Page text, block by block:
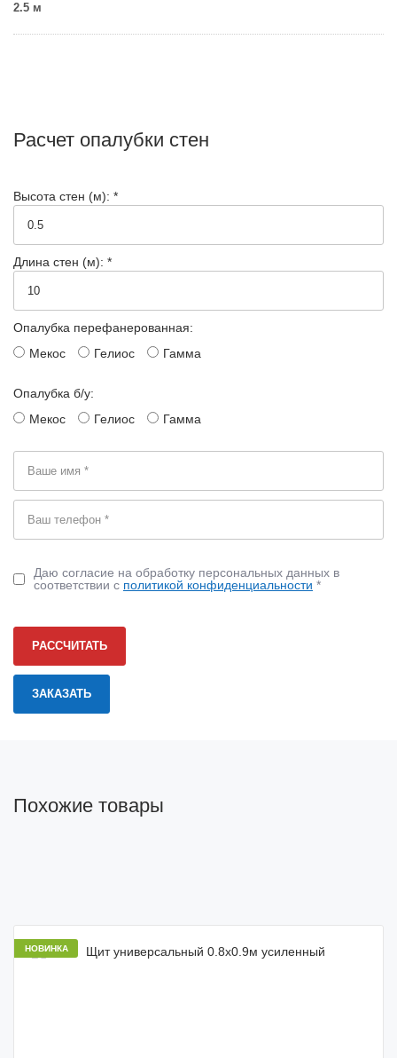
2.5 м
Расчет опалубки стен
Высота стен (м): *
Длина стен (м): *
Опалубка перефанерованная:
Мекос
Гелиос Гамма
Опалубка б/у:
Мекос
Гелиос Гамма
Даю согласие на обработку персональных данных в
соответствии с политикой конфиденциальности *
РАССЧИТАТЬ
Похожие товары
НОВИНКА